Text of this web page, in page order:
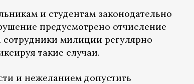
и студентам законодательно
предусмотрено отчисление
сотрудники милиции регулярно
такие случаи.
и нежеланием допустить